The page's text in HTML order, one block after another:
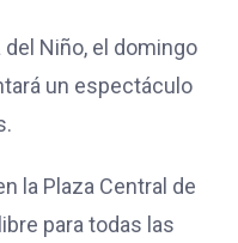
Niño, el domingo
un espectáculo
la Plaza Central de
para todas las